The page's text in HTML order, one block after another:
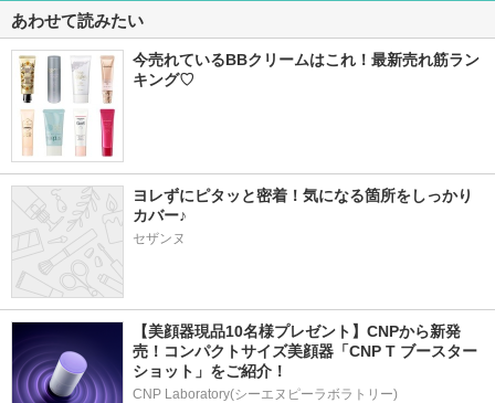
あわせて読みたい
今売れているBBクリームはこれ！最新売れ筋ラン
キング♡
ヨレずにピタッと密着！気になる箇所をしっかり
カバー♪
セザンヌ
【美顔器現品10名様プレゼント】CNPから新発
売！コンパクトサイズ美顔器「CNP T ブースター
ショット」をご紹介！
CNP Laboratory(シーエヌピーラボラトリー)